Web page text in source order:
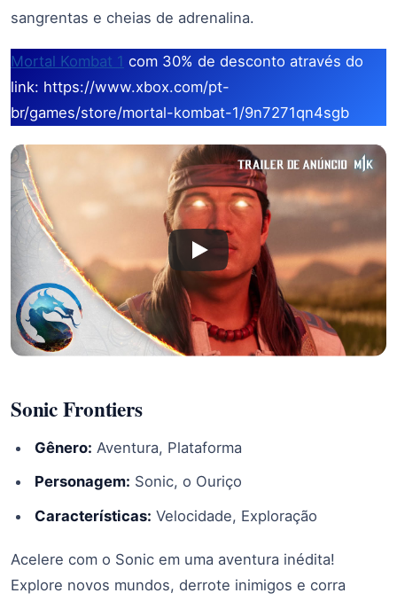
sangrentas e cheias de adrenalina.
Mortal Kombat 1 com 30% de desconto através do
link: https://www.xbox.com/pt-
br/games/store/mortal-kombat-1/9n7271qn4sgb
Sonic Frontiers
Gênero: Aventura, Plataforma
Personagem: Sonic, o Ouriço
Características: Velocidade, Exploração
Acelere com o Sonic em uma aventura inédita!
Explore novos mundos, derrote inimigos e corra